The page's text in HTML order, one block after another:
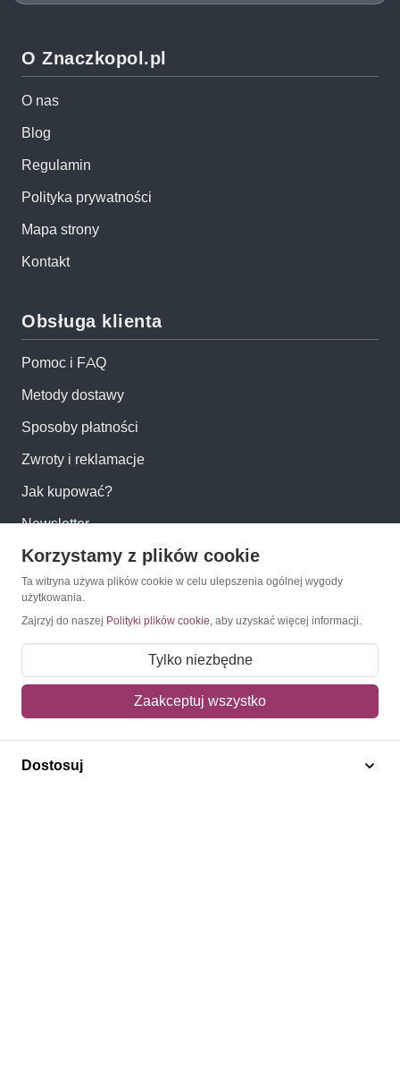
O Znaczkopol.pl
O nas
Blog
Regulamin
Polityka prywatności
Mapa strony
Kontakt
Obsługa klienta
Pomoc i FAQ
Metody dostawy
Sposoby płatności
Zwroty i reklamacje
Jak kupować?
Newsletter
Konto
Moje konto
Mój koszyk
Adres dostawy
Korzystamy z plików cookie
Ta witryna używa plików cookie w celu ulepszenia ogólnej wygody
użytkowania.
Zajrzyj do naszej Polityki plików cookie, aby uzyskać więcej informacji.
Tylko niezbędne
Zaakceptuj wszystko
Dostosuj